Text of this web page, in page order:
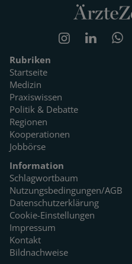
Rubriken
Startseite
Medizin
Praxiswissen
Politik & Debatte
Regionen
Kooperationen
Jobbörse
Information
Schlagwortbaum
Nutzungsbedingungen/AGB
Datenschutzerklärung
Cookie-Einstellungen
Impressum
Kontakt
Bildnachweise